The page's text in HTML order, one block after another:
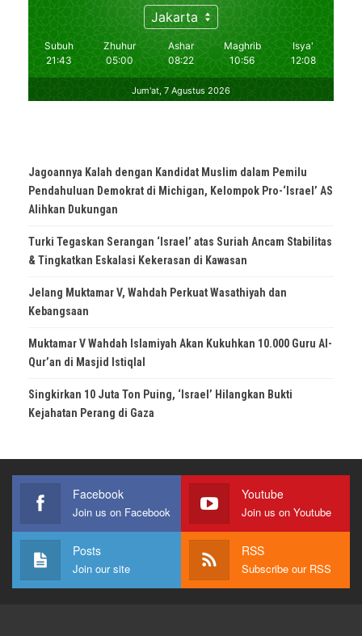
Jagoannya Kalah dengan Kandidat Muslim dalam Pemilu
Pendahuluan Demokrat di Michigan, Kelompok Pro-‘Israel’ AS
Alihkan Dukungan
Turki Tegaskan Serangan ‘Israel’ atas Suriah Ancam Stabilitas
& Tingkatkan Eskalasi Kekerasan di Kawasan
Jelang Muktamar V, Wahdah Perkuat Wasathiyah dan
Kebangsaan
Muktamar V Wahdah Islamiyah Akan Kukuhkan 10.000 Guru Al-
Qur’an di Masjid Istiqlal
Singkirkan 10 Juta Ton Puing, ‘Israel’ Hilangkan Bukti
Kejahatan Perang di Gaza
Facebook
Join us on Facebook
Youtube
Join us on Youtube
Posts
Join our site
RSS
Subscribe our RSS